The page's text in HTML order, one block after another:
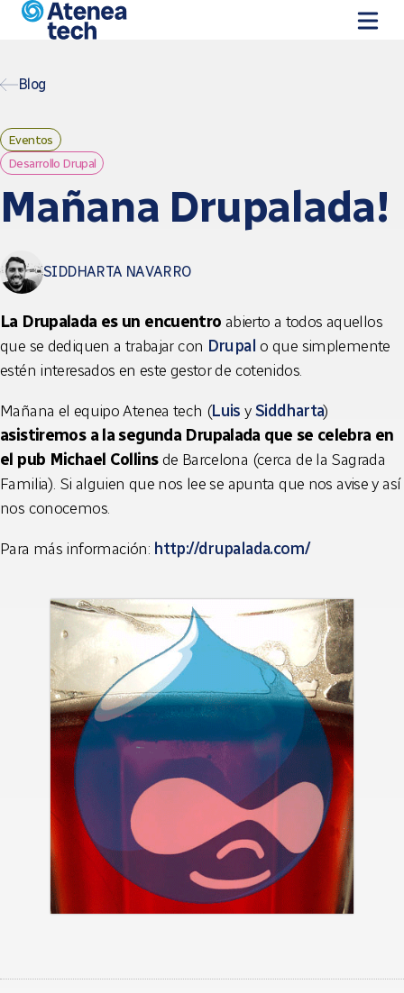
Pasar al contenido principal
Blog
Eventos
Desarrollo Drupal
Mañana Drupalada!
SIDDHARTA NAVARRO
La Drupalada es un encuentro abierto a todos aquellos
que se dediquen a trabajar con Drupal o que simplemente
estén interesados en este gestor de cotenidos.
Mañana el equipo Atenea tech (Luis ySiddharta)
asistiremos a la segunda Drupalada que se celebra en
el pub Michael Collinsde Barcelona (cerca de la Sagrada
Familia). Si alguien que nos lee se apunta que nos avise y así
nos conocemos.
Para más información: http://drupalada.com/